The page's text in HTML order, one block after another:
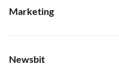
Marketing
Newsbit